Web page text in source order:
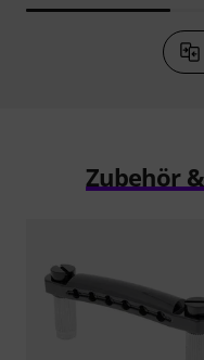
Zubehör